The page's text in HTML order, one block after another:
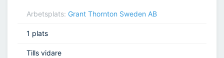
Arbetsplats: Grant Thornton Sweden AB
1 plats
Tills vidare